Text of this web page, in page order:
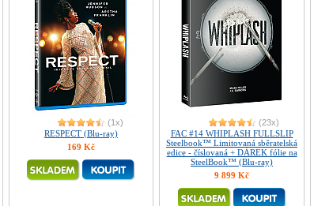
(1x)
RESPECT (Blu-ray)
169 Kč
(23x)
FAC #14 WHIPLASH FULLSLIP
Steelbook™ Limitovaná sběratelská
edice - číslovaná + DÁREK fólie na
SteelBook™ (Blu-ray)
9 899 Kč